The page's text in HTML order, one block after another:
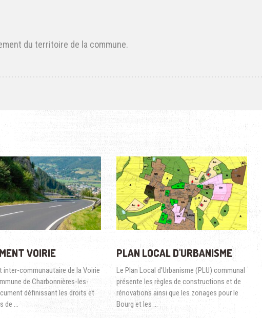
du territoire de la commune.
VOIRIE
inter-communautaire de la Voirie
de Charbonnières-les-
définissant les droits et
de …
PLAN LOCAL D'URBANISME
Le Plan Local d'Urbanisme (PLU) communal
présente les règles de constructions et de
rénovations ainsi que les zonages pour le
Bourg et les …